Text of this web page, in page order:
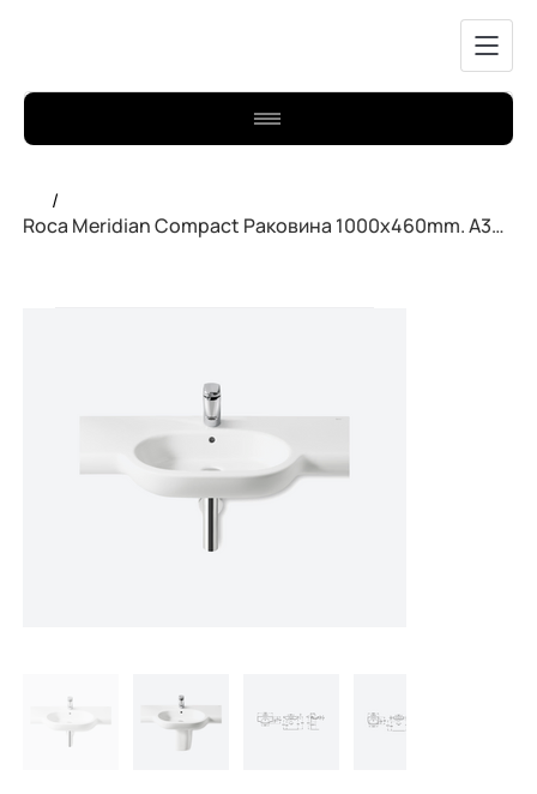
/
Roca Meridian Compact Раковина 1000x460mm. A32724B000